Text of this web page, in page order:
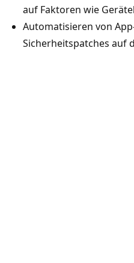
auf Faktoren wie
Automatisieren von
Sicherheitspatches auf